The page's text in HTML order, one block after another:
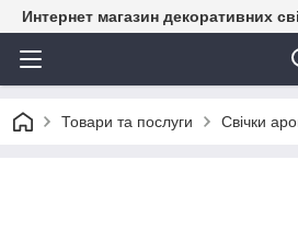
Интернет магазин декоративних
Товари та послуги Свічки